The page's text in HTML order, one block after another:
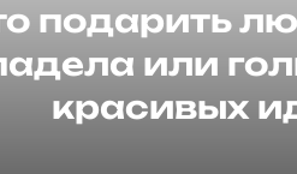
подарить
или
красивых